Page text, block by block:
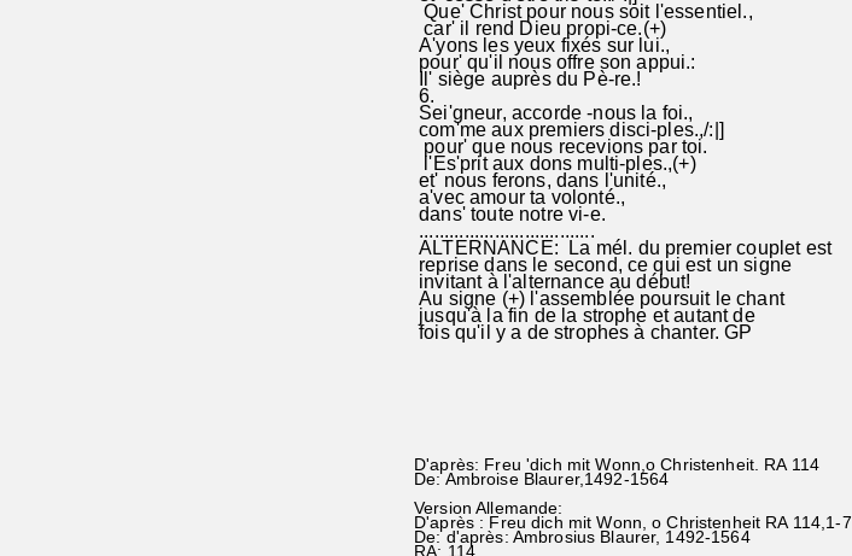
Que' Christ pour nous soit l'essentiel.,
car' il rend Dieu propi-ce.(+)
A'yons les yeux fixés sur lui.,
pour' qu'il nous offre son appui.:
Il' siège auprès du Pè-re.!
6.
Sei'gneur, accorde -nous la foi.,
com'me aux premiers disci-ples.,/:|]
pour' que nous recevions par toi.
l'Es'prit aux dons multi-ples.,(+)
et' nous ferons, dans l'unité.,
a'vec amour ta volonté.,
dans' toute notre vi-e.
...................................
ALTERNANCE: La mél. du premier couplet est
reprise dans le second, ce qui est un signe
invitant à l'alternance au début!
Au signe (+) l'assemblée poursuit le chant
jusqu'à la fin de la strophe et autant de
fois qu'il y a de strophes à chanter. GP
D'après: Freu 'dich mit Wonn,o Christenheit. RA 114
De: Ambroise Blaurer,1492-1564
Version Allemande:
D'après : Freu dich mit Wonn, o Christenheit RA 114,1-7
De: d'après: Ambrosius Blaurer, 1492-1564
RA: 114